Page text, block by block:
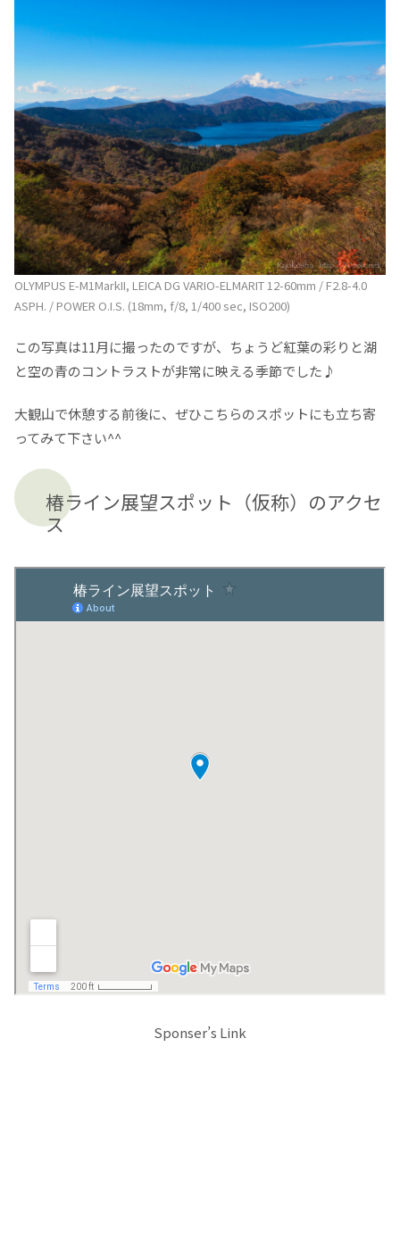
OLYMPUS E-M1MarkII, LEICA DG VARIO-ELMARIT 12-60mm / F2.8-4.0
ASPH. / POWER O.I.S. (18mm, f/8, 1/400 sec, ISO200)
この写真は11月に撮ったのですが、ちょうど紅葉の彩りと湖
と空の青のコントラストが非常に映える季節でした♪
大観山で休憩する前後に、ぜひこちらのスポットにも立ち寄
ってみて下さい^^
椿ライン展望スポット（仮称）のアクセ
ス
Sponser’s Link